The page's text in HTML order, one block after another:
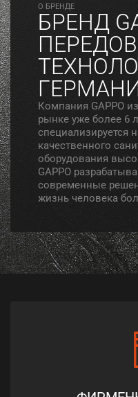
O БРЕНДЕ
БРЕНД
Компания GAPPO
рынке уже более 6
специализируется
качественного
оборудования
GAPPO
современные
жизнь человека